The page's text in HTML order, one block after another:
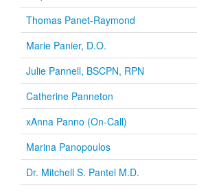
Thomas Panet-Raymond
Marie Panier, D.O.
Julie Pannell, BSCPN, RPN
Catherine Panneton
xAnna Panno (On-Call)
Marina Panopoulos
Dr. Mitchell S. Pantel M.D.